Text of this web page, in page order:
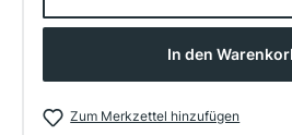
In den
Zum Merkzettel hinzufügen